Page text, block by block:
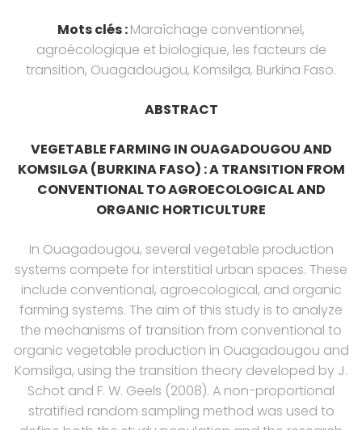
Mots clés :Maraîchage conventionnel,
agroécologique et biologique, les facteurs de
transition, Ouagadougou, Komsilga, Burkina Faso.
ABSTRACT
VEGETABLE FARMING IN OUAGADOUGOU AND
KOMSILGA (BURKINA FASO) : A TRANSITION FROM
CONVENTIONAL TO AGROECOLOGICAL AND
ORGANIC HORTICULTURE
In Ouagadougou, several vegetable production
systems compete for interstitial urban spaces. These
include conventional, agroecological, and organic
farming systems. The aim of this study is to analyze
the mechanisms of transition from conventional to
organic vegetable production in Ouagadougou and
Komsilga, using the transition theory developed by J.
Schot and F. W. Geels (2008). A non-proportional
stratified random sampling method was used to